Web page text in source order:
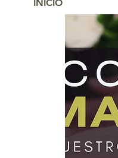
INICIO